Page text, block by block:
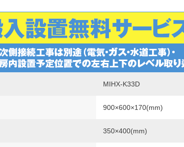
MIHX-K33D
900×600×170(mm)
350×400(mm)